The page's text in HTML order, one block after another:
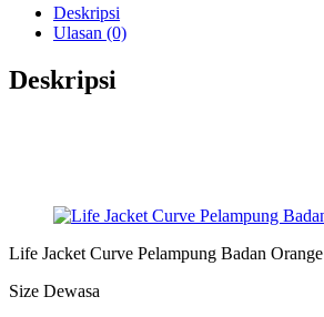
Deskripsi
Ulasan (0)
Deskripsi
Life Jacket Curve Pelampung Badan Orange
Size Dewasa